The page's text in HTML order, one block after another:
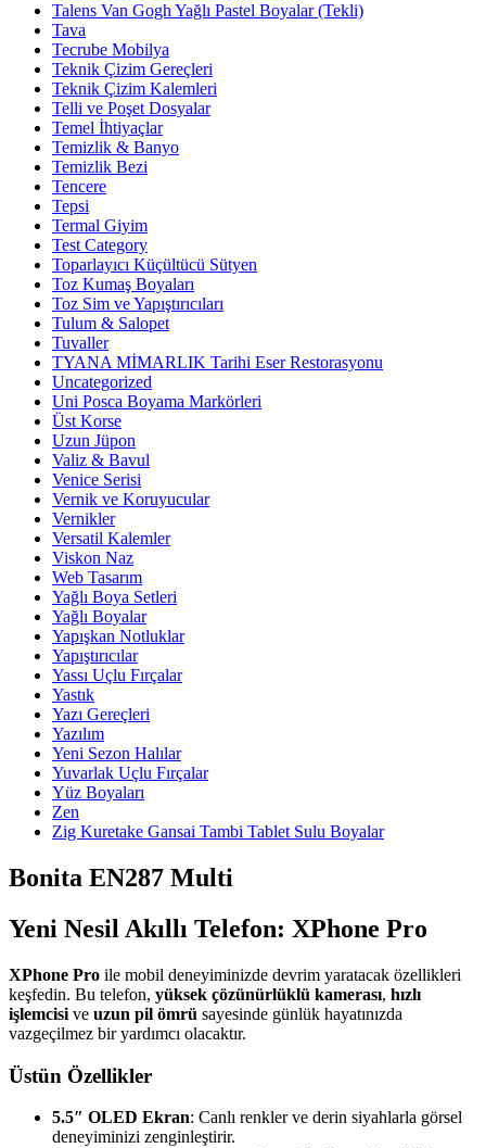
Talens Van Gogh Yağlı Pastel Boyalar (Tekli)
Tava
Tecrube Mobilya
Teknik Çizim Gereçleri
Teknik Çizim Kalemleri
Telli ve Poşet Dosyalar
Temel İhtiyaçlar
Temizlik & Banyo
Temizlik Bezi
Tencere
Tepsi
Termal Giyim
Test Category
Toparlayıcı Küçültücü Sütyen
Toz Kumaş Boyaları
Toz Sim ve Yapıştırıcıları
Tulum & Salopet
Tuvaller
TYANA MİMARLIK Tarihi Eser Restorasyonu
Uncategorized
Uni Posca Boyama Markörleri
Üst Korse
Uzun Jüpon
Valiz & Bavul
Venice Serisi
Vernik ve Koruyucular
Vernikler
Versatil Kalemler
Viskon Naz
Web Tasarım
Yağlı Boya Setleri
Yağlı Boyalar
Yapışkan Notluklar
Yapıştırıcılar
Yassı Uçlu Fırçalar
Yastık
Yazı Gereçleri
Yazılım
Yeni Sezon Halılar
Yuvarlak Uçlu Fırçalar
Yüz Boyaları
Zen
​Zig Kuretake Gansai Tambi Tablet Sulu Boyalar
Bonita EN287 Multi
Yeni Nesil Akıllı Telefon: XPhone Pro
XPhone Pro ile mobil deneyiminizde devrim yaratacak özellikleri
keşfedin. Bu telefon, yüksek çözünürlüklü kamerası, hızlı
işlemcisi ve uzun pil ömrü sayesinde günlük hayatınızda
vazgeçilmez bir yardımcı olacaktır.
Üstün Özellikler
5.5″ OLED Ekran: Canlı renkler ve derin siyahlarla görsel
deneyiminizi zenginleştirir.